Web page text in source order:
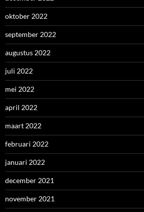
oktober 2022
september 2022
augustus 2022
juli 2022
mei 2022
april 2022
maart 2022
februari 2022
januari 2022
december 2021
november 2021